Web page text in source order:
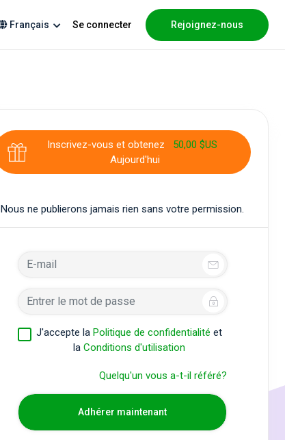
Français Se connecter Rejoignez-nous
Inscrivez-vous et obtenez
50,00 $US
Aujourd'hui
Nous ne publierons jamais rien sans votre permission.
J'accepte laPolitique de confidentialitéet
laConditions d'utilisation
Quelqu'un vous a-t-il référé?
Adhérer maintenant